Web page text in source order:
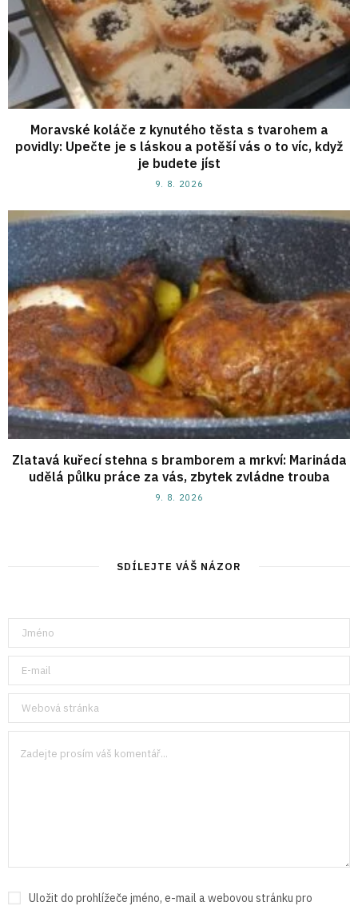
Moravské koláče z kynutého těsta s tvarohem a
povidly: Upečte je s láskou a potěší vás o to víc, když
je budete jíst
9. 8. 2026
Zlatavá kuřecí stehna s bramborem a mrkví: Marináda
udělá půlku práce za vás, zbytek zvládne trouba
9. 8. 2026
SDÍLEJTE VÁŠ NÁZOR
Uložit do prohlížeče jméno, e-mail a webovou stránku pro